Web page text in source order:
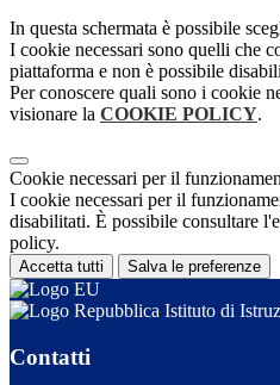
In questa schermata è possibile
I cookie necessari sono quelli che
piattaforma e non è possibile
Per conoscere quali sono i cookie
visionare la COOKIE POLICY.
Cookie necessari per il
I cookie necessari per il
disabilitati. È possibile consultare
policy.
Accetta tutti Salva le preferenze
Istituto di
Contatti